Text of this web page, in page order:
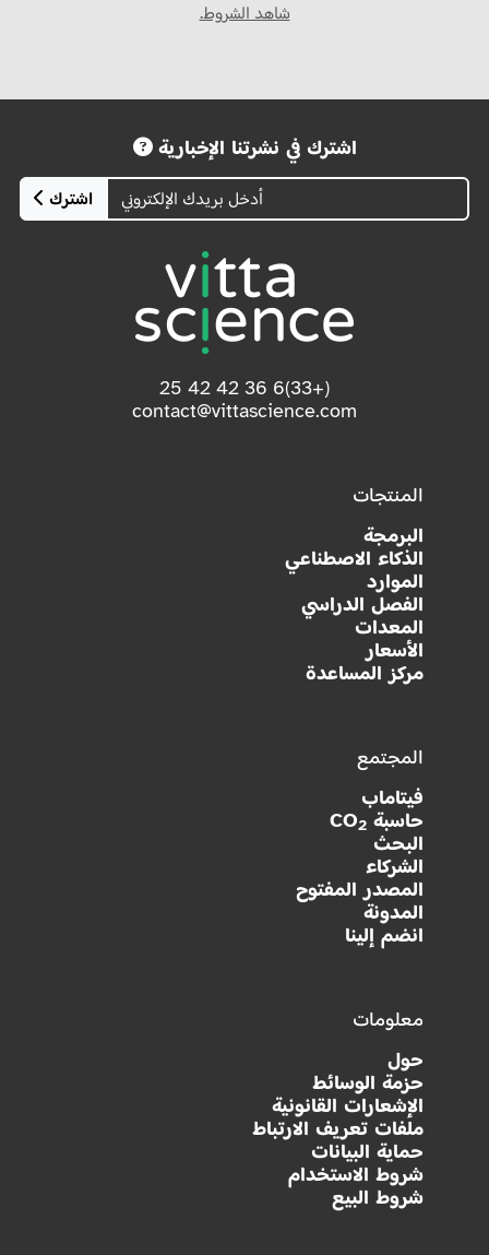
شاهد الشروط.
اشترك في نشرتنا الإخبارية
اشترك
(+33)6 36 42 42 25
contact@vittascience.com
المنتجات
البرمجة
الذكاء الاصطناعي
الموارد
الفصل الدراسي
المعدات
الأسعار
مركز المساعدة
المجتمع
فيتاماب
حاسبة CO 2
البحث
الشركاء
المصدر المفتوح
المدونة
انضم إلينا
معلومات
حول
حزمة الوسائط
الإشعارات القانونية
ملفات تعريف الارتباط
حماية البيانات
شروط الاستخدام
شروط البيع